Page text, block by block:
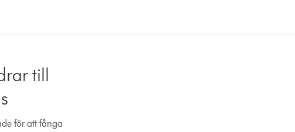
till
för att fånga